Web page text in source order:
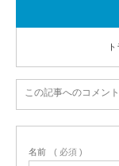
この記事へのコメン
名前 ( 必須 )